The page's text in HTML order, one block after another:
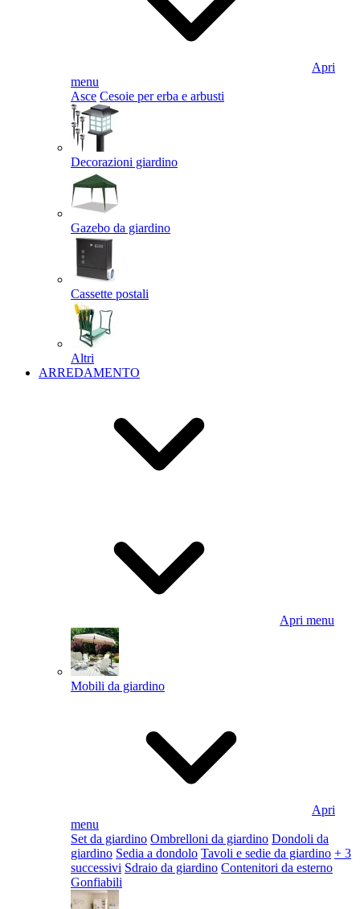
Apri
menu
Asce Cesoie per erba e arbusti
Decorazioni giardino
Gazebo da giardino
Cassette postali
Altri
ARREDAMENTO
Apri menu
Mobili da giardino
Apri
menu
Set da giardino Ombrelloni da giardino Dondoli da
giardino Sedia a dondolo Tavoli e sedie da giardino + 3
successivi Sdraio da giardino Contenitori da esterno
Gonfiabili